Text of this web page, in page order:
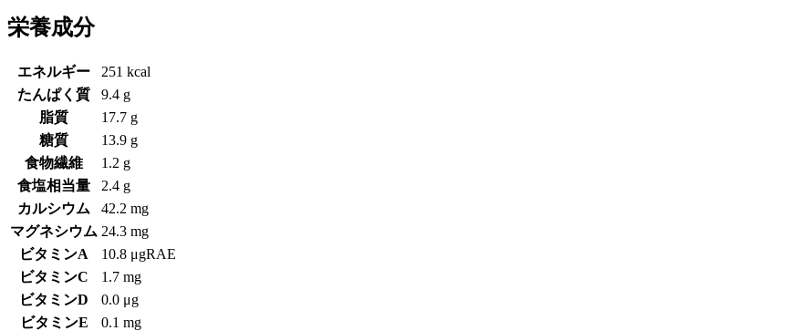
栄養成分
エネルギー
251 kcal
たんぱく質
9.4 g
脂質
17.7 g
糖質
13.9 g
食物繊維
1.2 g
食塩相当量
2.4 g
カルシウム
42.2 mg
マグネシウム 24.3 mg
ビタミンA
10.8 μgRAE
ビタミンC
1.7 mg
ビタミンD
0.0 μg
ビタミンE
0.1 mg